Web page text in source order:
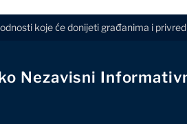
koje će donijeti građanima i
Nezavisni